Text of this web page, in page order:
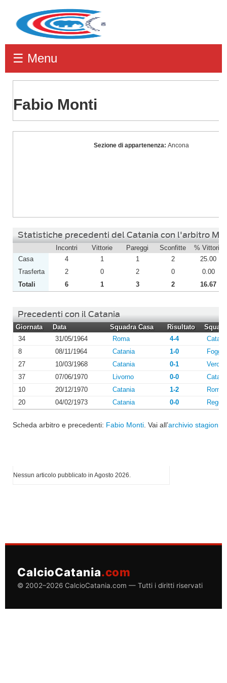
☰ Menu
Fabio Monti
MontiSezione di appartenenza: Ancona
Statistiche precedenti del Catania con l'arbitro
Incontri Vittorie Pareggi Sconfitte % Vittorie
Casa
4 1 1 2
25.00
Trasferta
2 0 2 0
0.00
Totali
6 1 3 2 16.67
Precedenti con il Catania
Giornata Data Squadra Casa Risultato
34
31/05/1964 Roma 4-4
8
08/11/1964 Catania 1-0
Foggia
27
10/03/1968 Catania 0-1
Verona
37
07/06/1970 Livorno 0-0
10
20/12/1970 Catania 1-2
Roma
20
04/02/1973 Catania 0-0
Scheda arbitro e precedenti: Fabio Monti . Vai all’archivio stagioni
Nessun articolo pubblicato in Agosto 2026.
CalcioCatania.com
© 2002–2026 CalcioCatania.com — Tutti i diritti riservati